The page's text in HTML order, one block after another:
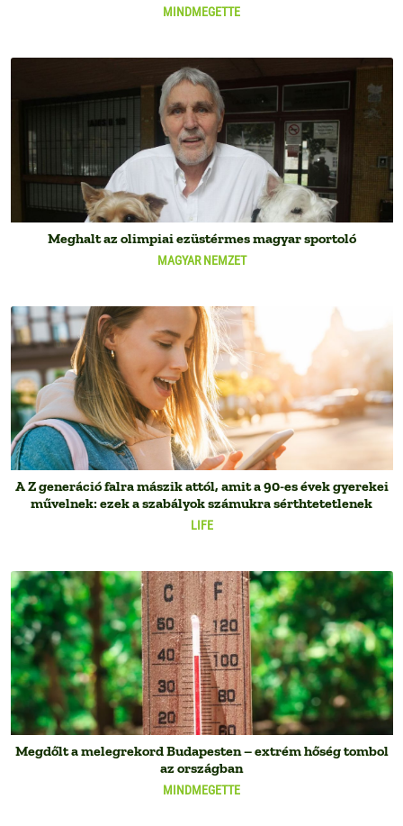
MINDMEGETTE
MAGYAR NEMZET
Meghalt az olimpiai ezüstérmes magyar sportoló
LIFE
A Z generáció falra mászik attól, amit a 90-es évek gyerekei
művelnek: ezek a szabályok számukra sérthtetetlenek
MINDMEGETTE
Megdőlt a melegrekord Budapesten – extrém hőség tombol
az országban